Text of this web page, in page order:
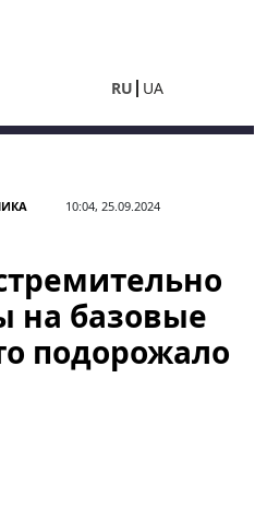
RU UA
10:04, 25.09.2024
на базовые
подорожало